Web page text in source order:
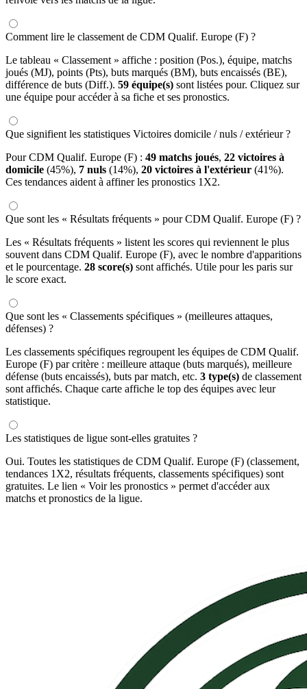
Comment lire le classement de CDM Qualif. Europe (F) ?
Le tableau « Classement » affiche : position (Pos.), équipe, matchs
joués (MJ), points (Pts), buts marqués (BM), buts encaissés (BE),
différence de buts (Diff.). 59 équipe(s) sont listées pour. Cliquez sur
une équipe pour accéder à sa fiche et ses pronostics.
Que signifient les statistiques Victoires domicile / nuls / extérieur ?
Pour CDM Qualif. Europe (F) : 49 matchs joués, 22 victoires à
domicile (45%), 7 nuls (14%), 20 victoires à l'extérieur (41%).
Ces tendances aident à affiner les pronostics 1X2.
Que sont les « Résultats fréquents » pour CDM Qualif. Europe (F) ?
Les « Résultats fréquents » listent les scores qui reviennent le plus
souvent dans CDM Qualif. Europe (F), avec le nombre d'apparitions
et le pourcentage. 28 score(s) sont affichés. Utile pour les paris sur
le score exact.
Que sont les « Classements spécifiques » (meilleures attaques,
défenses) ?
Les classements spécifiques regroupent les équipes de CDM Qualif.
Europe (F) par critère : meilleure attaque (buts marqués), meilleure
défense (buts encaissés), buts par match, etc. 3 type(s) de classement
sont affichés. Chaque carte affiche le top des équipes avec leur
statistique.
Les statistiques de ligue sont-elles gratuites ?
Oui. Toutes les statistiques de CDM Qualif. Europe (F) (classement,
tendances 1X2, résultats fréquents, classements spécifiques) sont
gratuites. Le lien « Voir les pronostics » permet d'accéder aux
matchs et pronostics de la ligue.